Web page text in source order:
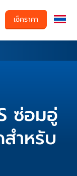
เช็คราคา
ซ่อมอู่
ำหรับ